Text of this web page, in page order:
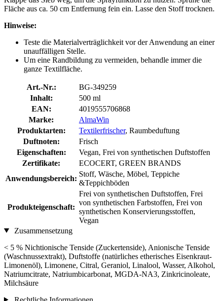
Fläche aus ca. 50 cm Entfernung fein ein. Lasse den Stoff trocknen.
Hinweise:
Teste die Materialverträglichkeit vor der Anwendung an einer
unauffälligen Stelle.
Um eine Randbildung zu vermeiden, behandle immer die
ganze Textilfläche.
Art.-Nr.:
BG-349259
Inhalt:
500 ml
EAN:
4019555706868
Marke:
AlmaWin
Produktarten:
Textilerfrischer, Raumbeduftung
Duftnoten:
Frisch
Eigenschaften:
Vegan, Frei von synthetischen Duftstoffen
Zertifikate:
ECOCERT, GREEN BRANDS
Anwendungsbereich:
Stoff, Wäsche, Möbel, Teppiche
&Teppichböden
Produkteigenschaft:
Frei von synthetischen Duftstoffen, Frei
von synthetischen Farbstoffen, Frei von
synthetischen Konservierungsstoffen,
Vegan
Zusammensetzung
< 5 % Nichtionische Tenside (Zuckertenside), Anionische Tenside
(Waschnussextrakt), Duftstoffe (natürliches etherisches Eisenkraut-
Limonenöl), Limonene, Citral, Geraniol, Linalool, Wasser, Alkohol,
Natriumcitrate, Natriumbicarbonat, MGDA-NA3, Zinkricinoleate,
Milchsäure